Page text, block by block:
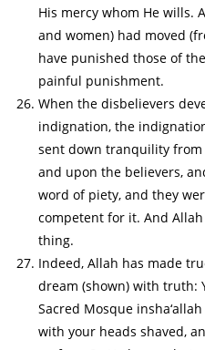
His mercy whom He wills.
and women) had moved
have punished those of
painful punishment.
When the disbelievers
indignation, the
sent down tranquility
and upon the believers,
word of piety, and they
competent for it. And
thing.
Indeed, Allah has made
dream (shown) with truth:
Sacred Mosque
with your heads shaved,